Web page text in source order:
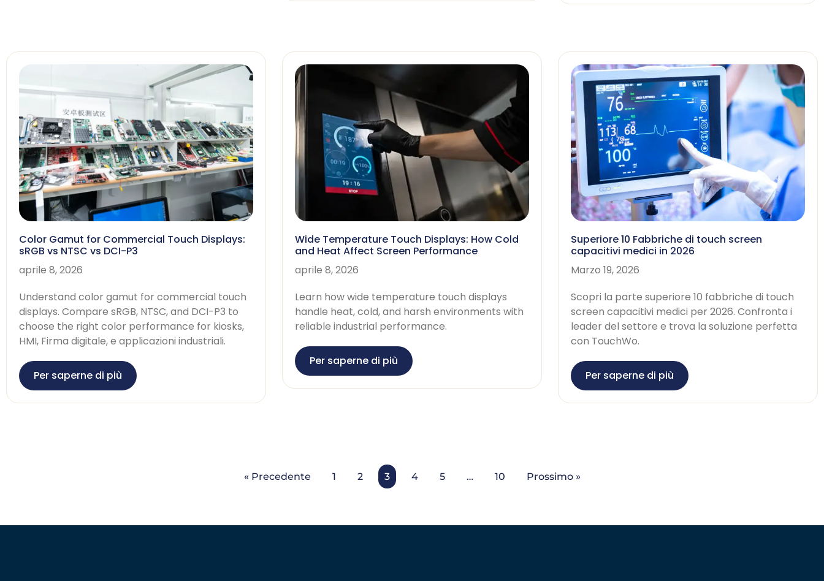
Color Gamut for Commercial Touch Displays:
sRGB vs NTSC vs DCI-P3
aprile 8, 2026
Understand color gamut for commercial touch
displays. Compare sRGB, NTSC,and DCI-P3 to
choose the right color performance for kiosks,
HMI, Firma digitale, e applicazioni industriali.
Per saperne di più
Wide Temperature Touch Displays: How Cold
and Heat Affect Screen Performance
aprile 8, 2026
Learn how wide temperature touch displays
handle heat,cold,and harsh environments with
reliable industrial performance.
Per saperne di più
Superiore 10 Fabbriche di touch screen
capacitivi medici in 2026
Marzo 19, 2026
Scopri la parte superiore 10 fabbriche di touch
screen capacitivi medici per 2026. Confronta i
leader del settore e trova la soluzione perfetta
con TouchWo.
Per saperne di più
« Precedente 1 2 3 4 5 … 10 Prossimo »